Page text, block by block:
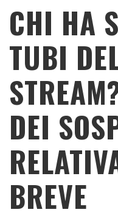
CHI HA
TUBI
DEI
BREVE